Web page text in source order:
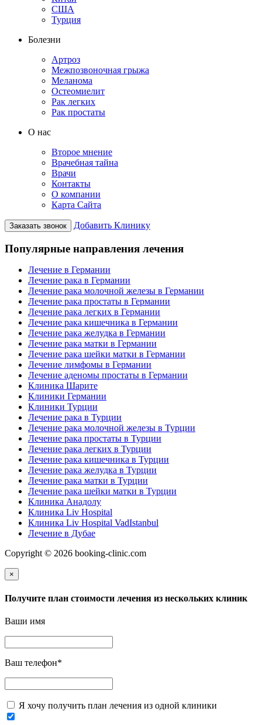
США
Турция
Болезни
Артроз
Межпозвоночная грыжа
Меланома
Остеомиелит
Рак легких
Рак простаты
О нас
Второе мнение
Врачебная тайна
Врачи
Контакты
О компании
Карта Сайта
Заказать звонок Добавить Клинику
Популярные направления лечения
Лечение в Германии
Лечение рака в Германии
Лечение рака молочной железы в Германии
Лечение рака простаты в Германии
Лечение рака легких в Германии
Лечение рака кишечника в Германии
Лечение рака желудка в Германии
Лечение рака матки в Германии
Лечение рака шейки матки в Германии
Лечение лимфомы в Германии
Лечение аденомы простаты в Германии
Клиника Шарите
Клиники Германии
Клиники Турции
Лечение рака в Турции
Лечение рака молочной железы в Турции
Лечение рака простаты в Турции
Лечение рака легких в Турции
Лечение рака кишечника в Турции
Лечение рака желудка в Турции
Лечение рака матки в Турции
Лечение рака шейки матки в Турции
Клиника Анадолу
Клиника Liv Hospital
Клиника Liv Hospital VadIstanbul
Лечение в Дубае
Copyright © 2026 booking-clinic.com
×
Получите план стоимости лечения из нескольких клиник
Ваши имя
Ваш телефон*
Я хочу получить план лечения из одной клиники